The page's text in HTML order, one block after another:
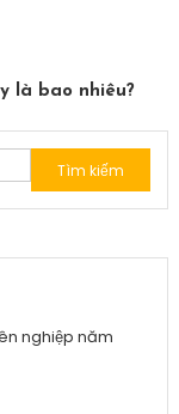
là bao nhiêu?
Tìm
kiếm
nghiệp năm